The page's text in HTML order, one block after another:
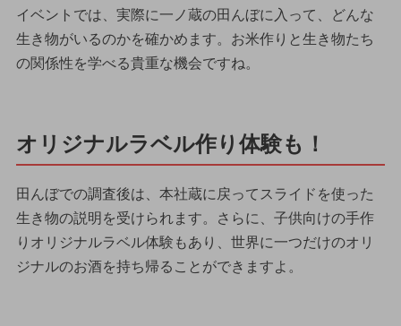
イベントでは、実際に一ノ蔵の田んぼに入って、どんな
生き物がいるのかを確かめます。お米作りと生き物たち
の関係性を学べる貴重な機会ですね。
オリジナルラベル作り体験も！
田んぼでの調査後は、本社蔵に戻ってスライドを使った
生き物の説明を受けられます。さらに、子供向けの手作
りオリジナルラベル体験もあり、世界に一つだけのオリ
ジナルのお酒を持ち帰ることができますよ。